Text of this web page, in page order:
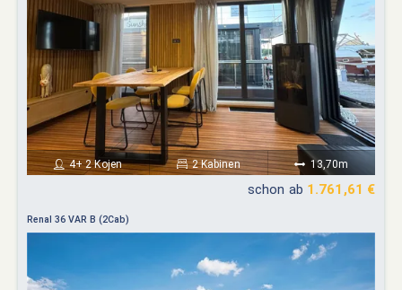
4+ 2 Kojen 2 Kabinen 13,70m
schon ab 1.761,61 €
Renal 36 VAR B (2Cab)